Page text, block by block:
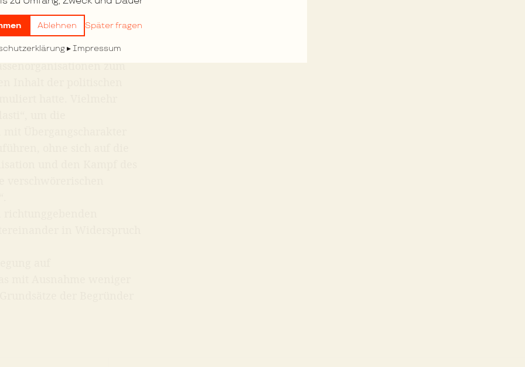
Ablehnen Später fragen
Impressum
sich weder in ihrer
Die „Narodnaja Wolja“
der politischen Rechte
zum